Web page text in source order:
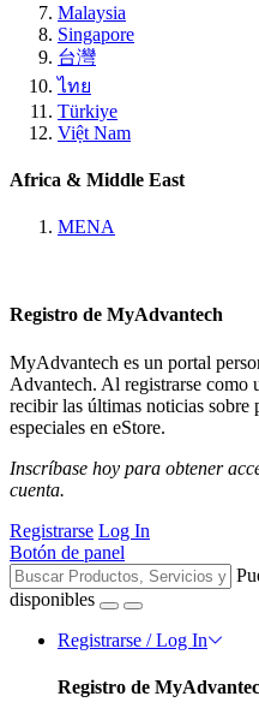
Malaysia
Singapore
台灣
ไทย
Türkiye
Việt Nam
Africa & Middle East
MENA
Registro de MyAdvantech
MyAdvantech es un portal
Advantech. Al registrarse como
recibir las últimas noticias sobre
especiales en eStore.
Inscríbase hoy para obtener
cuenta.
Registrarse Log In
Botón de panel
disponibles
Registrarse / Log In
Registro de